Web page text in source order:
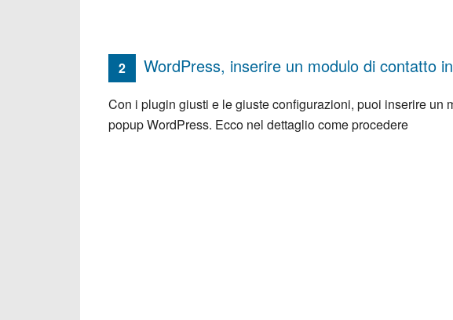
2 WordPress, inserire un modulo di contatto
Con i plugin giusti e le giuste configurazioni, puoi inserire un
popup WordPress. Ecco nel dettaglio come procedere